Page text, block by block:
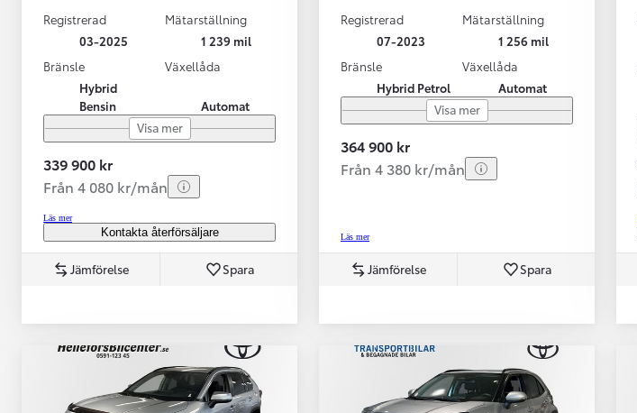
Registrerad
03-2025
Mätarställning
1 239 mil
Bränsle
Hybrid
Bensin
Växellåda
Automat
Visa mer
339 900 kr
Från 4 080 kr/mån
Läs mer
Kontakta återförsäljare
Jämförelse Spara
Registrerad
07-2023
Mätarställning
1 256 mil
Bränsle
Hybrid Petrol
Växellåda
Automat
Visa mer
364 900 kr
Från 4 380 kr/mån
Läs mer
Jämförelse Spara